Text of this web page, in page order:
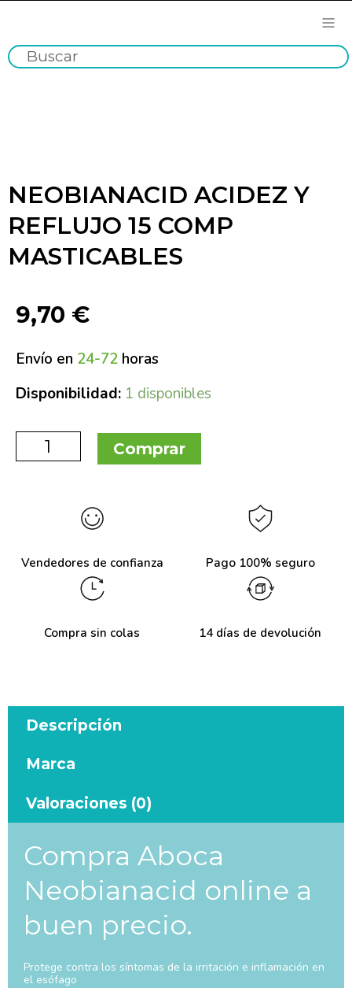
NEOBIANACID ACIDEZ Y
REFLUJO 15 COMP
MASTICABLES
9,70 €
Envío en 24-72 horas
Disponibilidad: 1 disponibles
Comprar
Vendedores de confianza Pago 100% seguro
Compra sin colas 14 días de devolución
Descripción
Marca
Valoraciones (0)
Compra Aboca
Neobianacid online a
buen precio.
Protege contra los síntomas de la irritación e inflamación en
el esófago